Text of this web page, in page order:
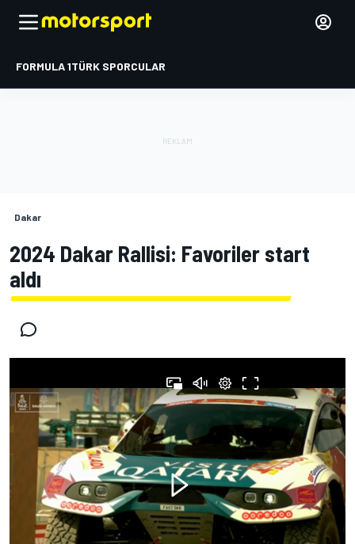
FORMULA 1TÜRK SPORCULAR
Dakar
2024 Dakar Rallisi: Favoriler start
aldı